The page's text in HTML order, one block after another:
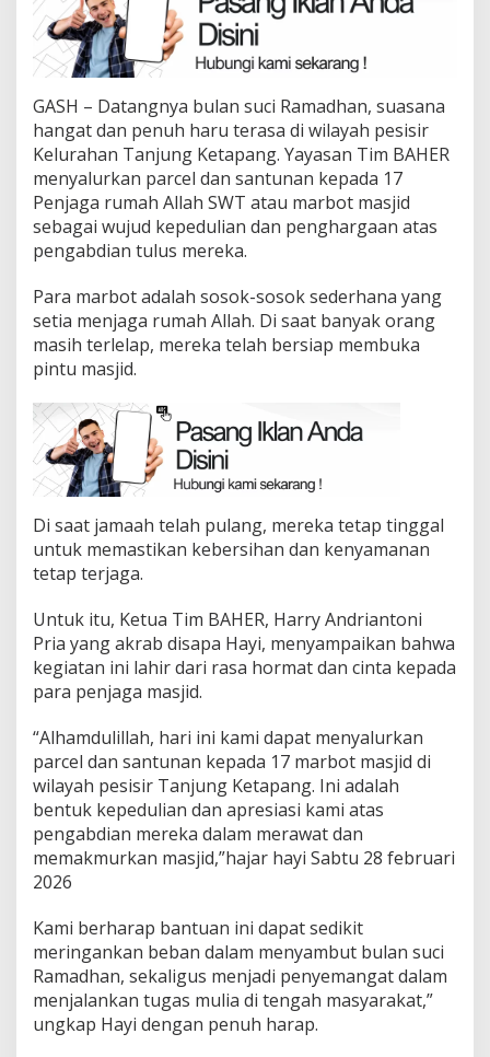
GASH – Datangnya bulan suci Ramadhan, suasana
hangat dan penuh haru terasa di wilayah pesisir
Kelurahan Tanjung Ketapang. Yayasan Tim BAHER
menyalurkan parcel dan santunan kepada 17
Penjaga rumah Allah SWT atau marbot masjid
sebagai wujud kepedulian dan penghargaan atas
pengabdian tulus mereka.
Para marbot adalah sosok-sosok sederhana yang
setia menjaga rumah Allah. Di saat banyak orang
masih terlelap, mereka telah bersiap membuka
pintu masjid.
Di saat jamaah telah pulang, mereka tetap tinggal
untuk memastikan kebersihan dan kenyamanan
tetap terjaga.
Untuk itu, Ketua Tim BAHER, Harry Andriantoni
Pria yang akrab disapa Hayi, menyampaikan bahwa
kegiatan ini lahir dari rasa hormat dan cinta kepada
para penjaga masjid.
“Alhamdulillah, hari ini kami dapat menyalurkan
parcel dan santunan kepada 17 marbot masjid di
wilayah pesisir Tanjung Ketapang. Ini adalah
bentuk kepedulian dan apresiasi kami atas
pengabdian mereka dalam merawat dan
memakmurkan masjid,”hajar hayi Sabtu 28 februari
2026
Kami berharap bantuan ini dapat sedikit
meringankan beban dalam menyambut bulan suci
Ramadhan, sekaligus menjadi penyemangat dalam
menjalankan tugas mulia di tengah masyarakat,”
ungkap Hayi dengan penuh harap.